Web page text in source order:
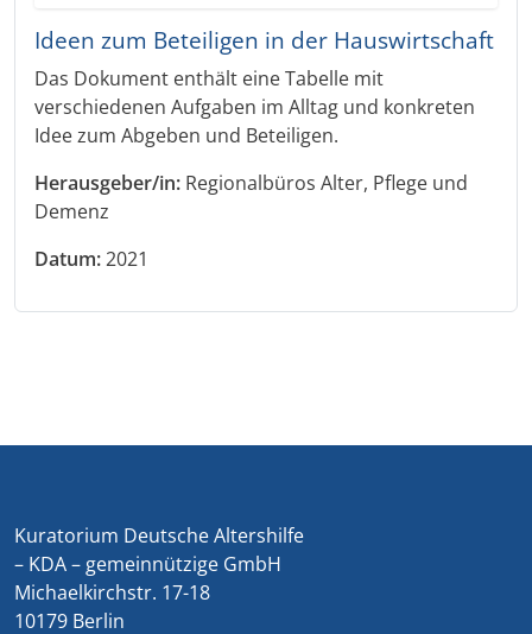
Ideen zum Beteiligen in der Hauswirtschaft
Das Dokument enthält eine Tabelle mit
verschiedenen Aufgaben im Alltag und konkreten
Idee zum Abgeben und Beteiligen.
Herausgeber/in: Regionalbüros Alter, Pflege und
Demenz
Datum:2021
Kuratorium Deutsche Altershilfe
– KDA – gemeinnützige GmbH
Michaelkirchstr. 17-18
10179 Berlin